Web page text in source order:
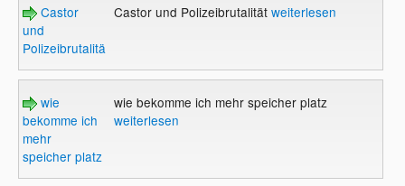
Castor
und
Polizeibrutalität
Castor und Polizeibrutalität weiterlesen
wie
bekomme ich
mehr
speicher platz
wie bekomme ich mehr speicher platz
weiterlesen